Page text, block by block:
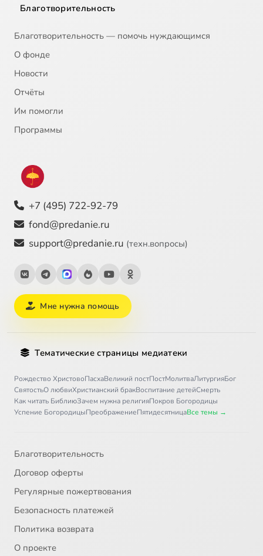
Благотворительность
Благотворительность — помочь нуждающимся
О фонде
Новости
Отчёты
Им помогли
Программы
+7 (495) 722-92-79
fond@predanie.ru
support@predanie.ru (техн.вопросы)
Мне нужна помощь
Тематические страницы медиатеки
Рождество ХристовоПасхаВеликий постПостМолитваЛитургияБог
СвятостьО любвиХристианский бракВоспитание детейСмерть
Как читать БиблиюЗачем нужна религияПокров Богородицы
Успение БогородицыПреображениеПятидесятницаВсе темы →
Благотворительность
Договор оферты
Регулярные пожертвования
Безопасность платежей
Политика возврата
О проекте